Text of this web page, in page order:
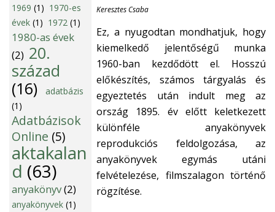
1969 (1) 1970-es
évek (1) 1972 (1)
1980-as évek
(2) 20.
század
(16)
adatbázis
(1)
Adatbázisok
Online (5)
aktakalan
d (63)
anyakönyv(2)
anyakönyvek (1)
Keresztes Csaba
Ez, a nyugodtan mondhatjuk, hogy
kiemelkedő jelentőségű munka
1960-ban kezdődött el. Hosszú
előkészítés, számos tárgyalás és
egyeztetés után indult meg az
ország 1895. év előtt keletkezett
különféle anyakönyvek
reprodukciós feldolgozása, az
anyakönyvek egymás utáni
felvételezése, filmszalagon történő
rögzítése.